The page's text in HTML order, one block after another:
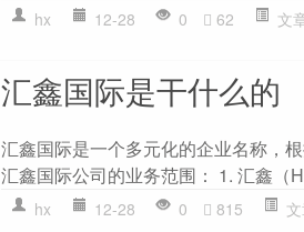
hx 12-28 0 62 文
汇鑫国际是干什么的
汇鑫国际是一个多元化的企业名称，
汇鑫国际公司的业务范围： 1. 汇鑫（
hx 12-28 0 815